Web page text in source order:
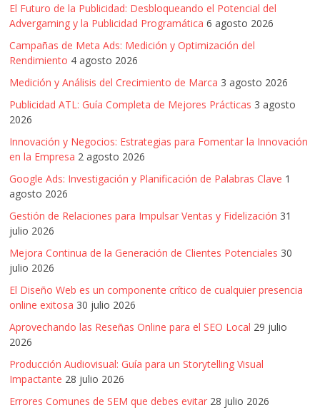
El Futuro de la Publicidad: Desbloqueando el Potencial del
Advergaming y la Publicidad Programática 6 agosto 2026
Campañas de Meta Ads: Medición y Optimización del
Rendimiento 4 agosto 2026
Medición y Análisis del Crecimiento de Marca 3 agosto 2026
Publicidad ATL: Guía Completa de Mejores Prácticas 3 agosto
2026
Innovación y Negocios: Estrategias para Fomentar la Innovación
en la Empresa 2 agosto 2026
Google Ads: Investigación y Planificación de Palabras Clave 1
agosto 2026
Gestión de Relaciones para Impulsar Ventas y Fidelización 31
julio 2026
Mejora Continua de la Generación de Clientes Potenciales 30
julio 2026
El Diseño Web es un componente crítico de cualquier presencia
online exitosa 30 julio 2026
Aprovechando las Reseñas Online para el SEO Local 29 julio
2026
Producción Audiovisual: Guía para un Storytelling Visual
Impactante 28 julio 2026
Errores Comunes de SEM que debes evitar 28 julio 2026